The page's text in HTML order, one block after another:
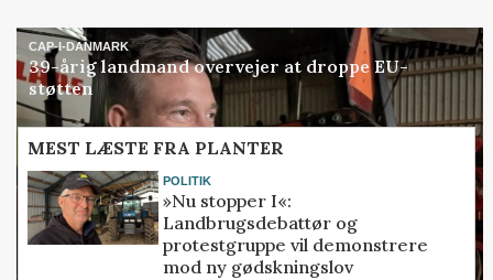
CAP-I-DANMARK
39-årig landmand overvejer at droppe EU-
støtten
MEST LÆSTE FRA PLANTER
POLITIK
»Nu stopper I«:
Landbrugsdebattør og
protestgruppe vil demonstrere
mod ny gødskningslov